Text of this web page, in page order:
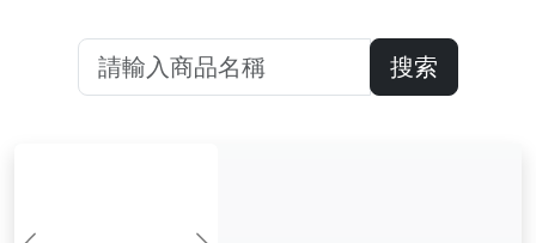
搜索